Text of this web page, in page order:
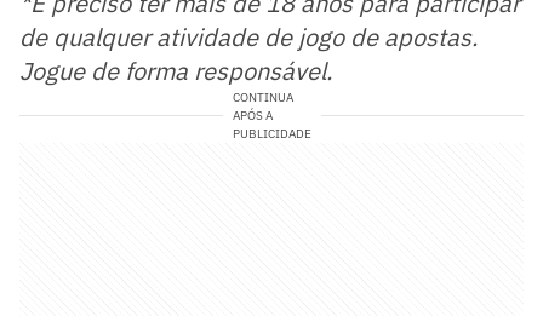
de qualquer atividade de jogo de apostas.
Jogue de forma responsável.
CONTINUA
APÓS A
PUBLICIDADE